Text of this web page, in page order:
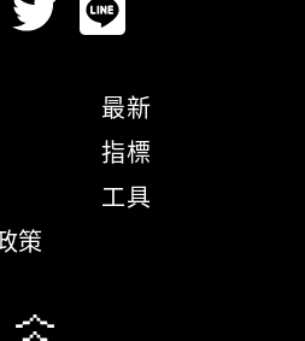
策
最新
指標
工具